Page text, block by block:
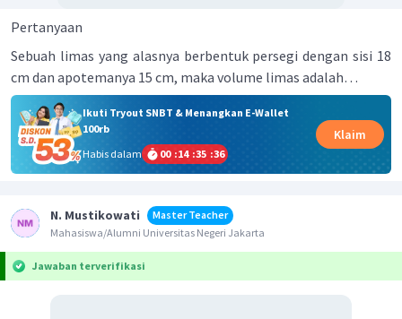
Pertanyaan
Sebuah limas yang alasnya berbentuk persegi dengan sisi 18
cm dan apotemanya 15 cm, maka volume limas adalah…
Ikuti Tryout SNBT & Menangkan E-Wallet
100rb
Habis dalam
00 :14 :35 :36
Klaim
N. Mustikowati
Master Teacher
Mahasiswa/Alumni Universitas Negeri Jakarta
Jawaban terverifikasi